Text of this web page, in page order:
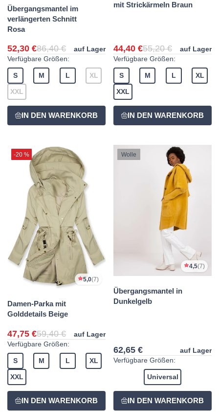
Übergangsmantel im
verlängerten Schnitt
Rosa
52,30 €86,40 €
auf Lager
Verfügbare Größen:
S M L XL
XXL
mit Strickärmeln Braun
44,40 €55,20 €
auf Lager
Verfügbare Größen:
S M L XL
XXL
-20 %
5,0(7)
Damen-Parka mit
Golddetails Beige
47,75 €59,40 €
auf Lager
Verfügbare Größen:
S M L XL
XXL
Wolle
4,5(7)
Übergangsmantel in
Dunkelgelb
62,65 €
auf Lager
Verfügbare Größen:
Universal